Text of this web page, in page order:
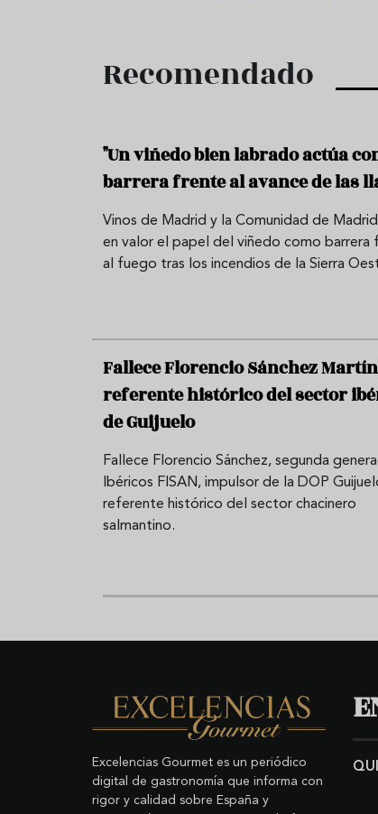
Recomendado
"Un viñedo bien labrado actúa
barrera frente al avance de las
Vinos de Madrid y la Comunidad de
en valor el papel del viñedo como barrera
al fuego tras los incendios de la Sierra
Fallece Florencio Sánchez
referente histórico del sector
de Guijuelo
Fallece Florencio Sánchez, segunda
Ibéricos FISAN, impulsor de la DOP
referente histórico del sector chacinero
salmantino.
Excelencias Gourmet es un periódico
digital de gastronomía que informa con
rigor y calidad sobre España y